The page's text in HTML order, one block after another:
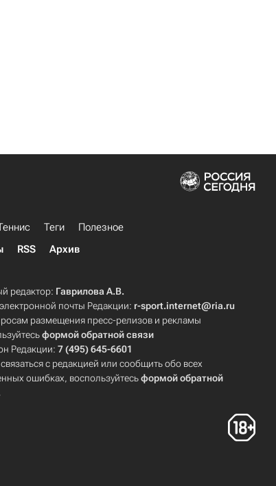
Теги
Полезное
RSS Архив
редактор: Гаврилова А.В.
почты Редакции: r-sport.internet@ria.ru
размещения пресс-релизов и рекламы
формой обратной связи
Редакции:7 (495) 645-6601
с редакцией или сообщить обо всех
ошибках, воспользуйтесьформой обратной